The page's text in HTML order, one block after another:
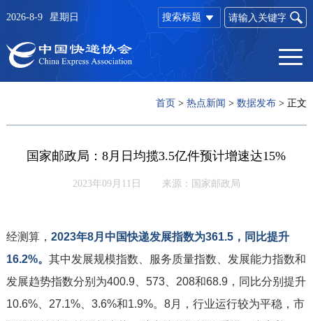
搜索标题
2026-8-9 星期日
首页 >热点新闻 >数据发布 > 正文
国家邮政局：8月日均揽3.5亿件预计增速达15%
2023年09月11日 来源：国家邮政局
经测算， 2023年8月中国快递发展指数为361.5，同比提升
16.2%。 其中发展规模指数、服务质量指数、发展能力指数和
发展趋势指数分别为400.9、573、208和68.9，同比分别提升
10.6%、27.1%、3.6%和1.9%。8月，行业运行较为平稳，市